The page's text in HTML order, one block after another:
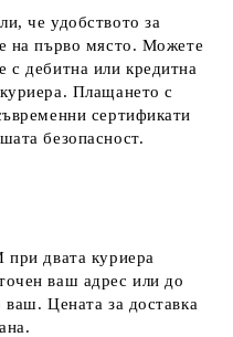
че удобството за
на първо място. Можете
с дебитна или кредитна
Плащането с
сертификати
безопасност.
двата куриера
ваш адрес или до
Цената за доставка